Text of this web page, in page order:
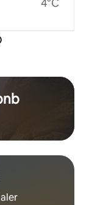
4°C